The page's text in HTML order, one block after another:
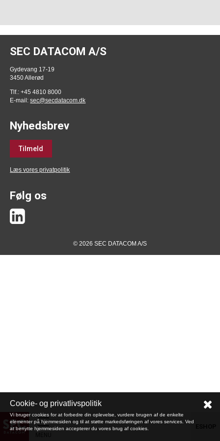
SEC DATACOM A/S
Gydevang 17-19
3450 Allerød
Tlf.: +45 4810 8000
E-mail:sec@secdatacom.dk
Nyhedsbrev
Tilmeld
Læs vores privatpolitik
Følg os
© 2026 SEC DATACOM A/S
Cookie- og privatlivspolitik
Vi bruger cookies for at forbedre din oplevelse, vurdere brugen af de enkelte
elementer på hjemmesiden og til at støtte markedsføringen af vores services. Ved
at benytte hjemmesiden accepterer du vores brug af cookies.